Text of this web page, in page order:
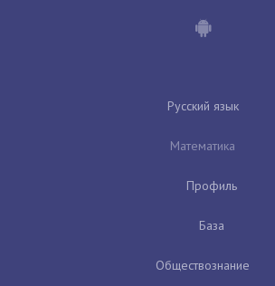
Русский язык
Математика
Профиль
База
Обществознание